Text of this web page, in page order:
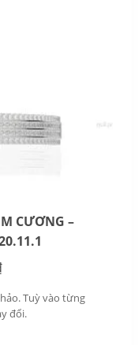
CƯƠNG –
Tuỳ vào từng
đổi.